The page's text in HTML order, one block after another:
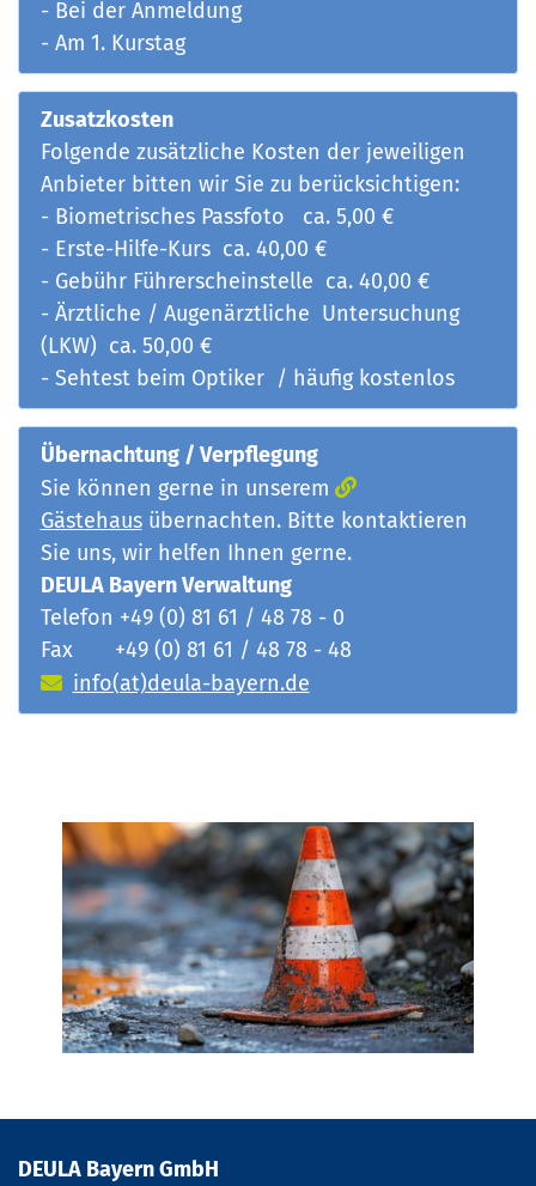
- Bei der Anmeldung
- Am 1. Kurstag
Zusatzkosten
Folgende zusätzliche Kosten der jeweiligen
Anbieter bitten wir Sie zu berücksichtigen:
- Biometrisches Passfoto ca. 5,00 €
- Erste-Hilfe-Kurs ca. 40,00 €
- Gebühr Führerscheinstelle ca. 40,00 €
- Ärztliche / Augenärztliche Untersuchung
(LKW) ca. 50,00 €
- Sehtest beim Optiker / häufig kostenlos
Übernachtung / Verpflegung
Sie können gerne in unserem
Gästehausübernachten. Bitte kontaktieren
Sie uns, wir helfen Ihnen gerne.
DEULA Bayern Verwaltung
Telefon +49 (0) 81 61 / 48 78 - 0
Fax +49 (0) 81 61 / 48 78 - 48
info(at)deula-bayern.de
DEULA Bayern GmbH